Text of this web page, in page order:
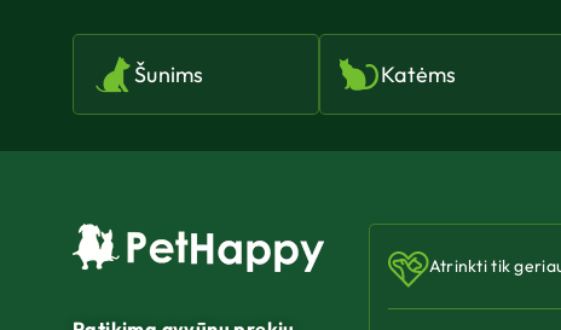
Šunims Katėms
Atrinkti tik